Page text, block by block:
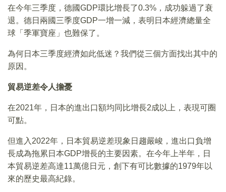
在今年三季度，德國GDP環比增長了0.3%，成功躲過了衰
退。德日兩國三季度GDP一增一減，表明日本經濟總量全
球「季軍寶座」也難保了。
為何日本三季度經濟如此低迷？我們從三個方面找出其中的
原因。
貿易逆差令人擔憂
在2021年，日本的進出口額均同比增長2成以上，表現可圈
可點。
但進入2022年，日本貿易逆差現象日趨嚴峻，進出口負增
長成為拖累日本GDP增長的主要因素。在今年上半年，日
本貿易逆差高達11萬億日元，創下有可比數據的1979年以
來的歷史最高紀錄。